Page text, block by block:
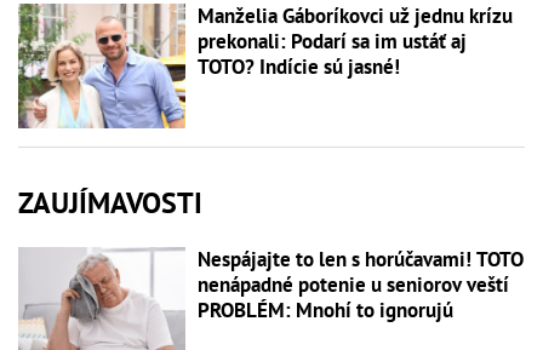
Manželia Gáboríkovci už jednu krízu
prekonali: Podarí sa im ustáť aj
TOTO? Indície sú jasné!
ZAUJÍMAVOSTI
Nespájajte to len s horúčavami! TOTO
nenápadné potenie u seniorov veští
PROBLÉM: Mnohí to ignorujú